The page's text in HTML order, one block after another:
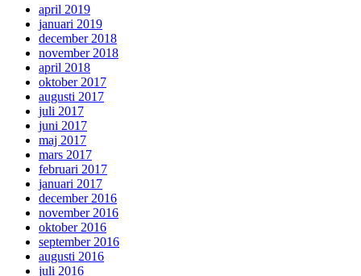
april 2019
januari 2019
december 2018
november 2018
april 2018
oktober 2017
augusti 2017
juli 2017
juni 2017
maj 2017
mars 2017
februari 2017
januari 2017
december 2016
november 2016
oktober 2016
september 2016
augusti 2016
juli 2016